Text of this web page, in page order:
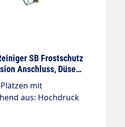
SB Frostschutz
Anschluss, Düse
mit
starre Lanze